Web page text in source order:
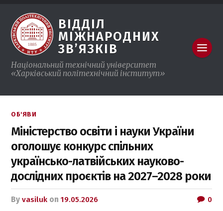
ВІДДІЛ
МІЖНАРОДНИХ
ЗВ’ЯЗКІВ
Національний технічний університет
«Харківський політехнічний iнститут»
ОБ'ЯВИ
Міністерство освіти і науки України
оголошує конкурс спільних
українсько-латвійських науково-
дослідних проєктів на 2027–2028 роки
byvasiluk on19.05.2026 0